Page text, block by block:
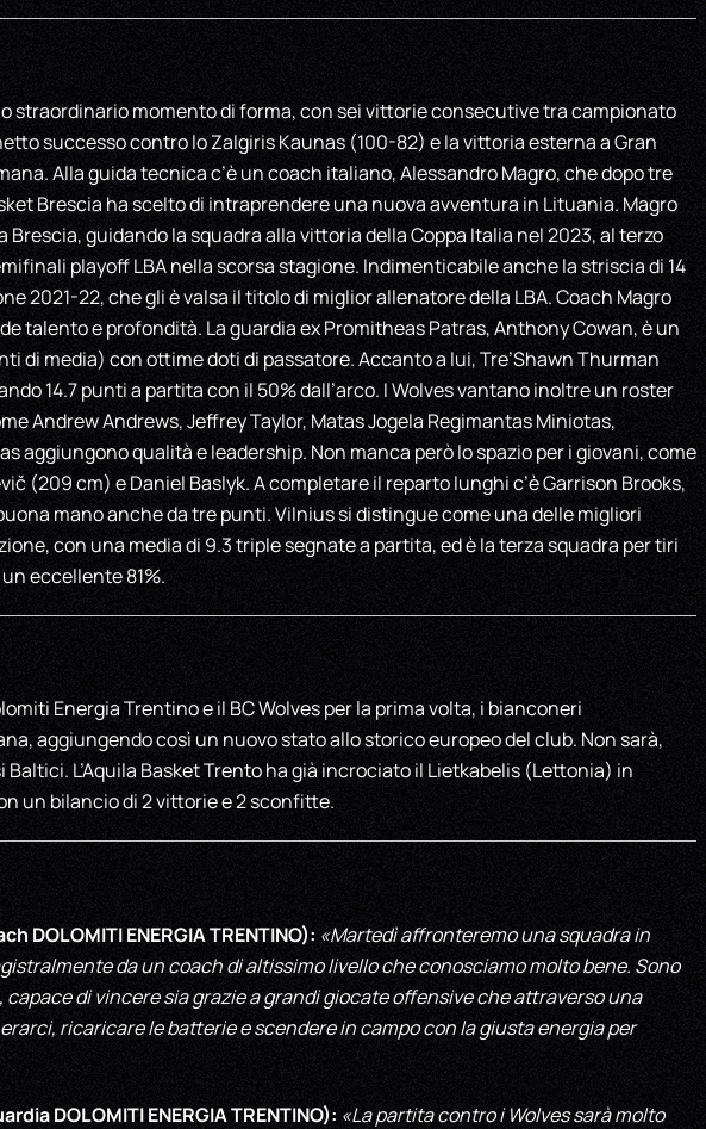
straordinario momento di forma, con sei vittorie consecutive tra campionato
successo contro lo Zalgiris Kaunas (100-82) e la vittoria esterna a Gran
Alla guida tecnica c’è un coach italiano, Alessandro Magro, che dopo tre
Brescia ha scelto di intraprendere una nuova avventura in Lituania. Magro
guidando la squadra alla vittoria della Coppa Italia nel 2023, al terzo
playoff LBA nella scorsa stagione. Indimenticabile anche la striscia di 14
2021-22, che gli è valsa il titolo di miglior allenatore della LBA. Coach Magro
talento e profondità. La guardia ex Promitheas Patras, Anthony Cowan, è un
di media) con ottime doti di passatore. Accanto a lui, Tre’Shawn Thurman
14.7 punti a partita con il 50% dall’arco. I Wolves vantano inoltre un roster
Andrew Andrews, Jeffrey Taylor, Matas Jogela Regimantas Miniotas,
aggiungono qualità e leadership. Non manca però lo spazio per i giovani, come
(209 cm) e Daniel Baslyk. A completare il reparto lunghi c’è Garrison Brooks,
mano anche da tre punti. Vilnius si distingue come una delle migliori
con una media di 9.3 triple segnate a partita, ed è la terza squadra per tiri
eccellente 81%.
Energia Trentino e il BC Wolves per la prima volta, i bianconeri
aggiungendo così un nuovo stato allo storico europeo del club. Non sarà,
L’Aquila Basket Trento ha già incrociato il Lietkabelis (Lettonia) in
un bilancio di 2 vittorie e 2 sconfitte.
DOLOMITI ENERGIA TRENTINO): «Martedì affronteremo una squadra in
da un coach di altissimo livello che conosciamo molto bene. Sono
di vincere sia grazie a grandi giocate offensive che attraverso una
ricaricare le batterie e scendere in campo con la giusta energia per
DOLOMITI ENERGIA TRENTINO): «La partita contro i Wolves sarà molto